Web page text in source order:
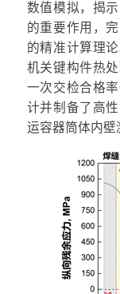
数值模拟，揭
的重要作用，
的精准计算理
机关键构件热
一次交检合格
计并制备了高
运容器筒体内壁